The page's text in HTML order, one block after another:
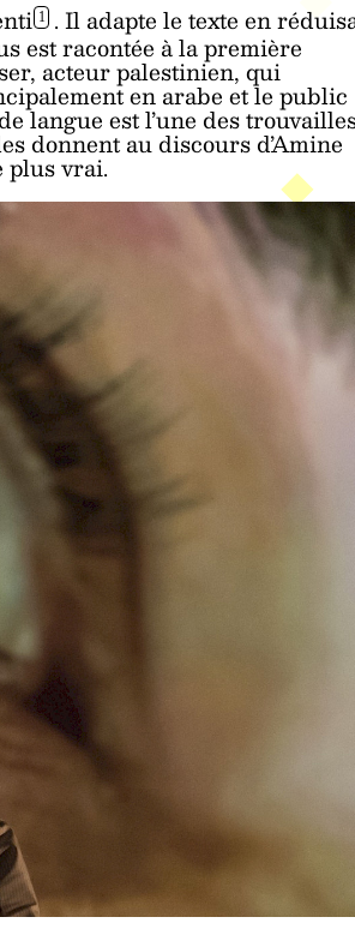
1. Il adapte le texte en
est racontée à la première
acteur palestinien, qui
en arabe et le public
langue est l’une des
donnent au discours d’Amine
plus vrai.